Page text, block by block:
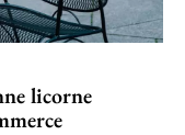
licorne